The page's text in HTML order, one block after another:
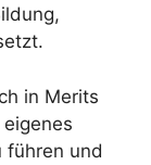
in Merits
führen und